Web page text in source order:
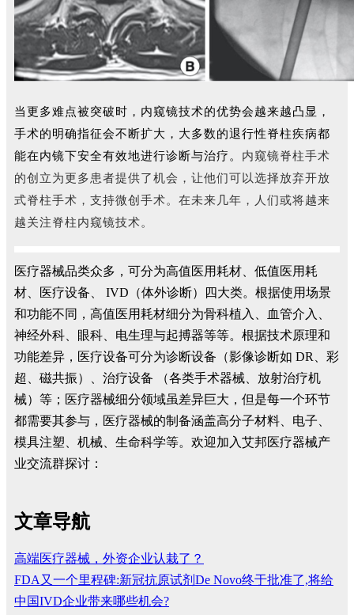
当更多难点被突破时，内窥镜技术的优势会越来越凸显，
手术的明确指征会不断扩大，大多数的退行性脊柱疾病都
能在内镜下安全有效地进行诊断与治疗。 内窥镜脊柱手术
的创立为更多患者提供了机会，让他们可以选择放弃开放
式脊柱手术，支持微创手术。在未来几年，人们或将越来
越关注脊柱内窥镜技术。
医疗器械品类众多，可分为高值医用耗材、低值医用耗
材、医疗设备、 IVD（体外诊断）四大类。根据使用场景
和功能不同，高值医用耗材细分为骨科植入、血管介入、
神经外科、眼科、电生理与起搏器等等。根据技术原理和
功能差异，医疗设备可分为诊断设备（影像诊断如 DR、彩
超、磁共振）、治疗设备 （各类手术器械、放射治疗机
械）等；医疗器械细分领域虽差异巨大，但是每一个环节
都需要其参与，医疗器械的制备涵盖高分子材料、电子、
模具注塑、机械、生命科学等。欢迎加入艾邦医疗器械产
业交流群探讨：
文章导航
高端医疗器械，外资企业认栽了？
FDA又一个里程碑:新冠抗原试剂De Novo终于批准了,将给
中国IVD企业带来哪些机会?